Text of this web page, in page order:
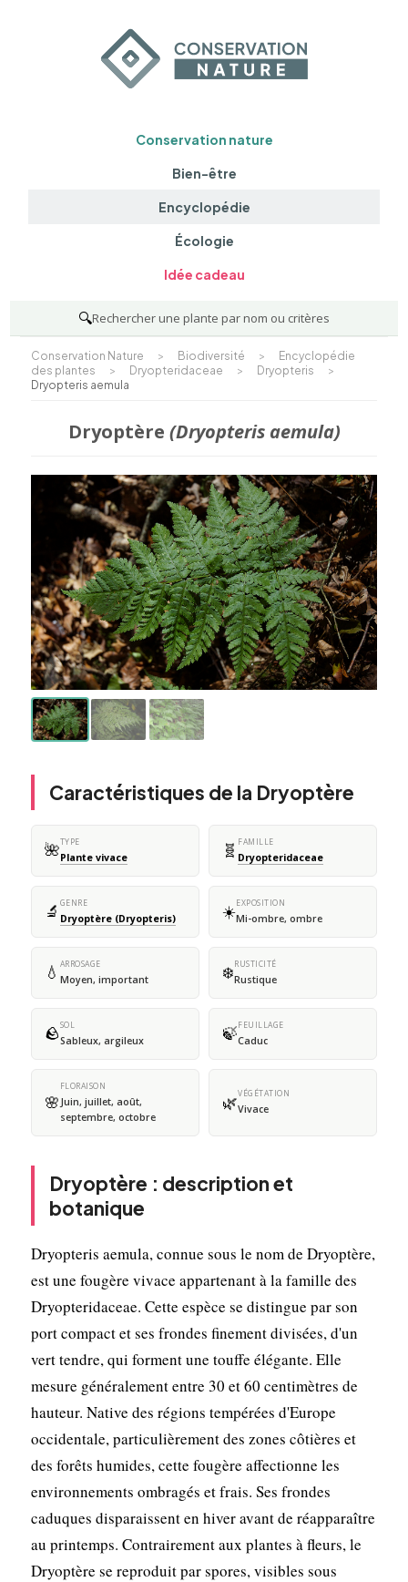
Conservation nature
Bien-être
Encyclopédie
Écologie
Idée cadeau
🔍Rechercher une plante par nom ou critères
Conservation Nature > Biodiversité >
Encyclopédie
des plantes
> Dryopteridaceae > Dryopteris
>
Dryopteris aemula
Dryoptère (Dryopteris aemula)
Caractéristiques de la Dryoptère
🌺TYPE
Plante vivace 🧬 FAMILLE
Dryopteridaceae
🔬 GENRE
Dryoptère (Dryopteris) ☀️EXPOSITION
Mi-ombre, ombre
💧 ARROSAGE
Moyen, important ❄️RUSTICITÉ
Rustique
🪨SOL
Sableux, argileux 🍃FEUILLAGE
Caduc
🌸
FLORAISON
Juin, juillet, août,
septembre, octobre
🌿VÉGÉTATION
Vivace
Dryoptère : description et
botanique
Dryopteris aemula, connue sous le nom de Dryoptère,
est une fougère vivace appartenant à la famille des
Dryopteridaceae. Cette espèce se distingue par son
port compact et ses frondes finement divisées, d'un
vert tendre, qui forment une touffe élégante. Elle
mesure généralement entre 30 et 60 centimètres de
hauteur. Native des régions tempérées d'Europe
occidentale, particulièrement des zones côtières et
des forêts humides, cette fougère affectionne les
environnements ombragés et frais. Ses frondes
caduques disparaissent en hiver avant de réapparaître
au printemps. Contrairement aux plantes à fleurs, le
Dryoptère se reproduit par spores, visibles sous